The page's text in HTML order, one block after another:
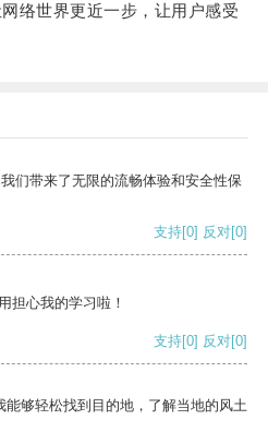
世界更近一步，让用户感受
们带来了无限的流畅体验和安全性保
支持[0] 反对[0]
担心我的学习啦！
支持[0] 反对[0]
够轻松找到目的地，了解当地的风土